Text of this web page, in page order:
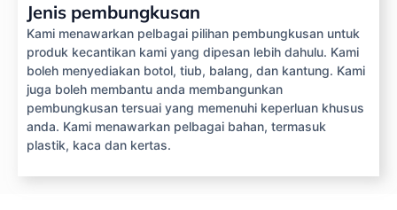
Jenis pembungkusan
Kami menawarkan pelbagai pilihan pembungkusan untuk
produk kecantikan kami yang dipesan lebih dahulu. Kami
boleh menyediakan botol, tiub, balang, dan kantung. Kami
juga boleh membantu anda membangunkan
pembungkusan tersuai yang memenuhi keperluan khusus
anda. Kami menawarkan pelbagai bahan, termasuk
plastik, kaca dan kertas.